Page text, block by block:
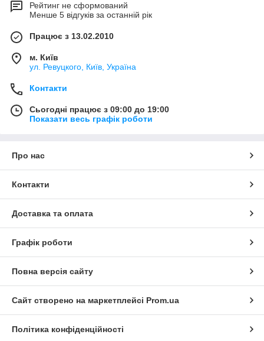
Рейтинг не сформований
Менше 5 відгуків за останній рік
Працює з 13.02.2010
м. Київ
ул. Ревуцкого, Київ, Україна
Контакти
Сьогодні працює з 09:00 до 19:00
Показати весь графік роботи
Про нас
Контакти
Доставка та оплата
Графік роботи
Повна версія сайту
Сайт створено на маркетплейсі Prom.ua
Політика конфіденційності